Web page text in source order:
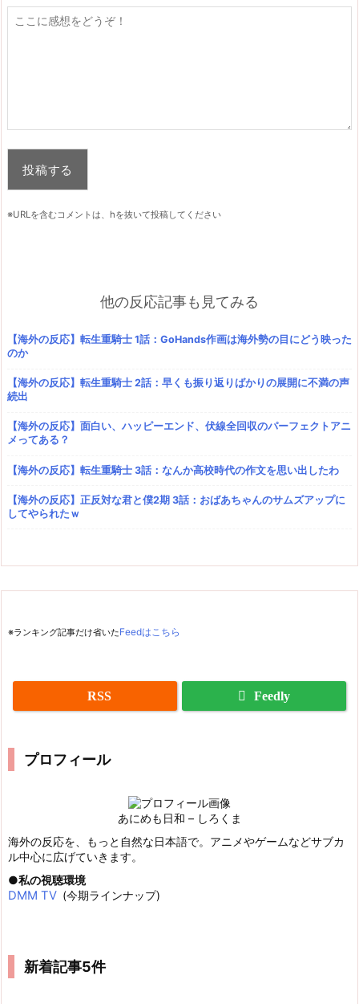
※URLを含むコメントは、hを抜いて投稿してください
他の反応記事も見てみる
【海外の反応】転生重騎士 1話：GoHands作画は海外勢の目にどう映った
のか
【海外の反応】転生重騎士 2話：早くも振り返りばかりの展開に不満の声
続出
【海外の反応】面白い、ハッピーエンド、伏線全回収のパーフェクトアニ
メってある？
【海外の反応】転生重騎士 3話：なんか高校時代の作文を思い出したわ
【海外の反応】正反対な君と僕2期 3話：おばあちゃんのサムズアップに
してやられたｗ
※ランキング記事だけ省いたFeedはこちら
RSS Feedly
プロフィール
あにめも日和 – しろくま
海外の反応を、もっと自然な日本語で。アニメやゲームなどサブカ
ル中心に広げていきます。
私の視聴環境
DMM TV (今期ラインナップ)
新着記事5件